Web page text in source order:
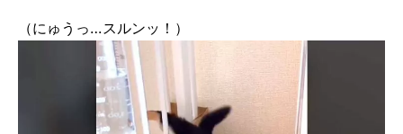
（にゅうっ…スルンッ！）